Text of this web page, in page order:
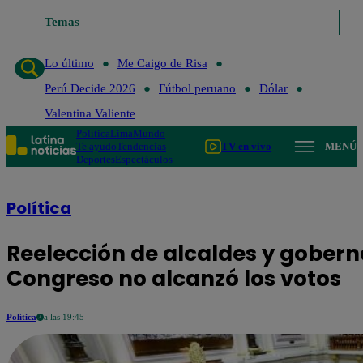
Temas
Lo último
Me Caigo de Risa
Perú Decide 2026
Fútbol peruano
Dólar
Valentina Valiente
PolíticaLimaMundo
Te ayudoTendencias
DeportesEspectáculos
TV en vivo MENÚ
Política
Reelección de alcaldes y
Congreso no alcanzó los votos
Política a las 19:45